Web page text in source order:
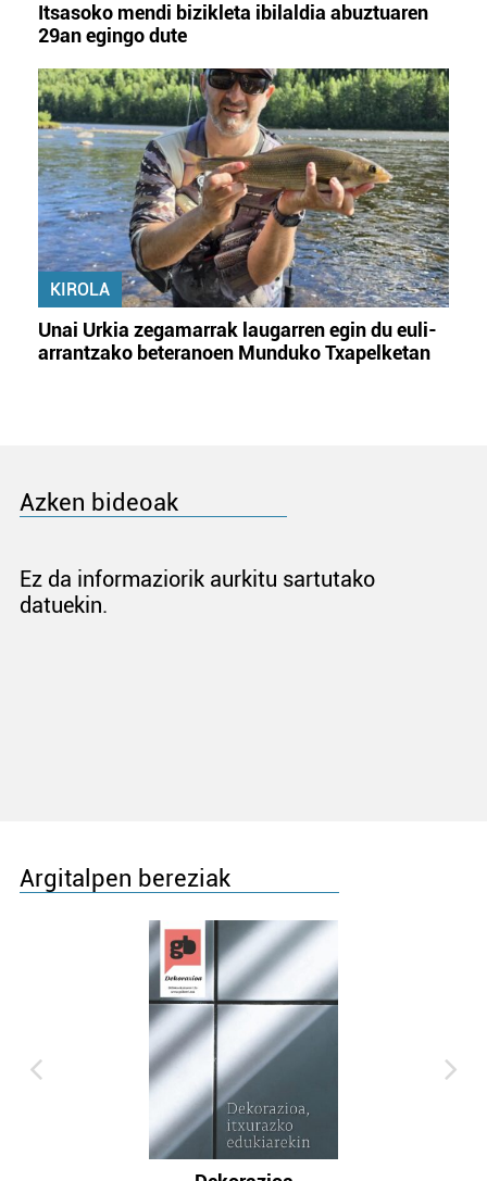
Itsasoko mendi bizikleta ibilaldia abuztuaren
29an egingo dute
KIROLA
Unai Urkia zegamarrak laugarren egin du euli-
arrantzako beteranoen Munduko Txapelketan
Azken bideoak
Ez da informaziorik aurkitu sartutako
datuekin.
Argitalpen bereziak